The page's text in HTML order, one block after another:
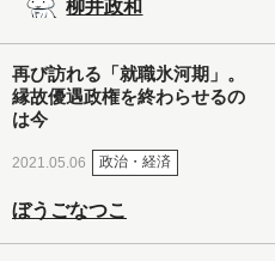
柳井政和
再び訪れる「就職氷河期」。
縁故優遇政権を終わらせるの
は今
2021.05.06 政治・経済
ぼうごなつこ